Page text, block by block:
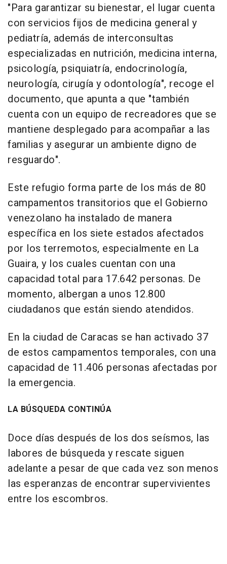
"Para garantizar su bienestar, el lugar cuenta
con servicios fijos de medicina general y
pediatría, además de interconsultas
especializadas en nutrición, medicina interna,
psicología, psiquiatría, endocrinología,
neurología, cirugía y odontología", recoge el
documento, que apunta a que "también
cuenta con un equipo de recreadores que se
mantiene desplegado para acompañar a las
familias y asegurar un ambiente digno de
resguardo".
Este refugio forma parte de los más de 80
campamentos transitorios que el Gobierno
venezolano ha instalado de manera
específica en los siete estados afectados
por los terremotos, especialmente en La
Guaira, y los cuales cuentan con una
capacidad total para 17.642 personas. De
momento, albergan a unos 12.800
ciudadanos que están siendo atendidos.
En la ciudad de Caracas se han activado 37
de estos campamentos temporales, con una
capacidad de 11.406 personas afectadas por
la emergencia.
LA BÚSQUEDA CONTINÚA
Doce días después de los dos seísmos, las
labores de búsqueda y rescate siguen
adelante a pesar de que cada vez son menos
las esperanzas de encontrar supervivientes
entre los escombros.